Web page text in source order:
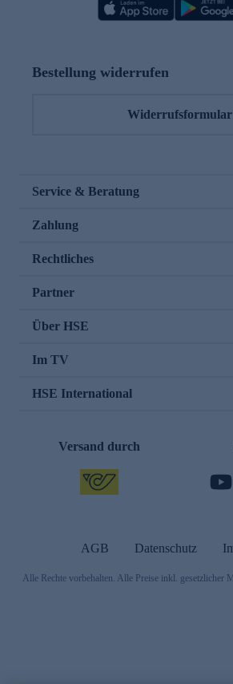
Bestellung widerrufen
Widerrufsformular
Service & Beratung
Zahlung
Rechtliches
Partner
Über HSE
Im TV
HSE International
Versand durch
AGB Datenschutz
Alle Rechte vorbehalten. Alle Preise inkl. gesetzlicher